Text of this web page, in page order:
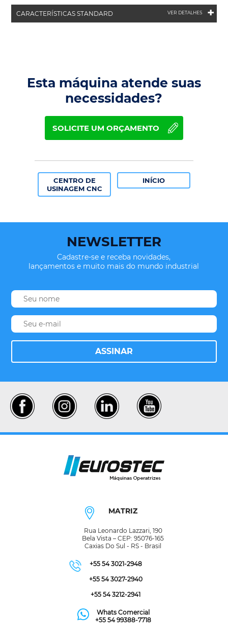
CARACTERÍSTICAS STANDARD VER DETALHES +
Esta máquina atende suas
necessidades?
SOLICITE UM ORÇAMENTO
CENTRO DE
USINAGEM CNC
INÍCIO
NEWSLETTER
Cadastre-se e receba novidades,
lançamentos e muito mais do mundo industrial
ASSINAR
MATRIZ
Rua Leonardo Lazzari, 190
Bela Vista – CEP: 95076-165
Caxias Do Sul - RS - Brasil
+55 54 3021-2948
+55 54 3027-2940
+55 54 3212-2941
Whats Comercial
+55 54 99388-7718